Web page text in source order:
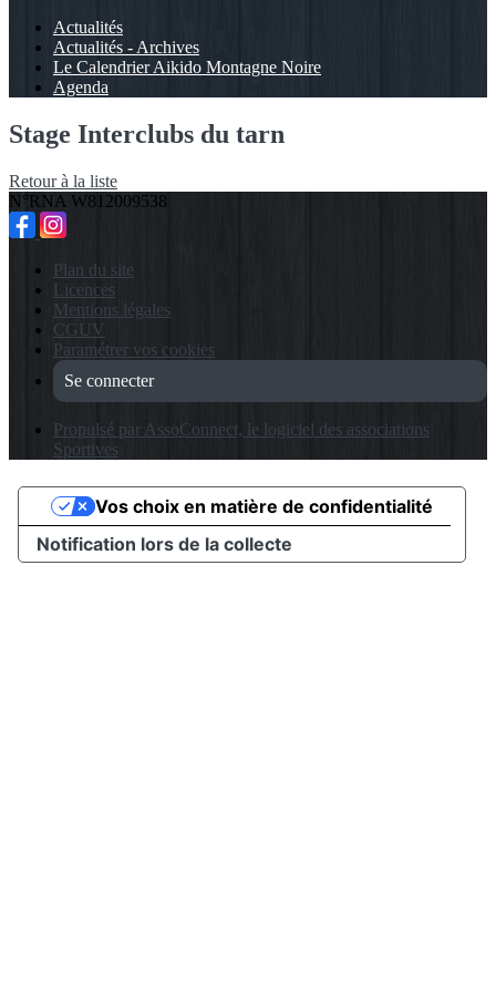
Actualités
Actualités - Archives
Le Calendrier Aikido Montagne Noire
Agenda
Stage Interclubs du tarn
Retour à la liste
N°RNA W812009538
Plan du site
Licences
Mentions légales
CGUV
Paramétrer vos cookies
Se connecter
Propulsé par AssoConnect, le logiciel des associations
Sportives
Notification lors de la collecte
Vos choix en matière de confidentialité